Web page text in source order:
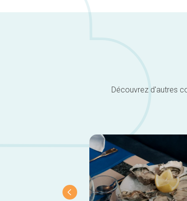
Découvrez d'autres